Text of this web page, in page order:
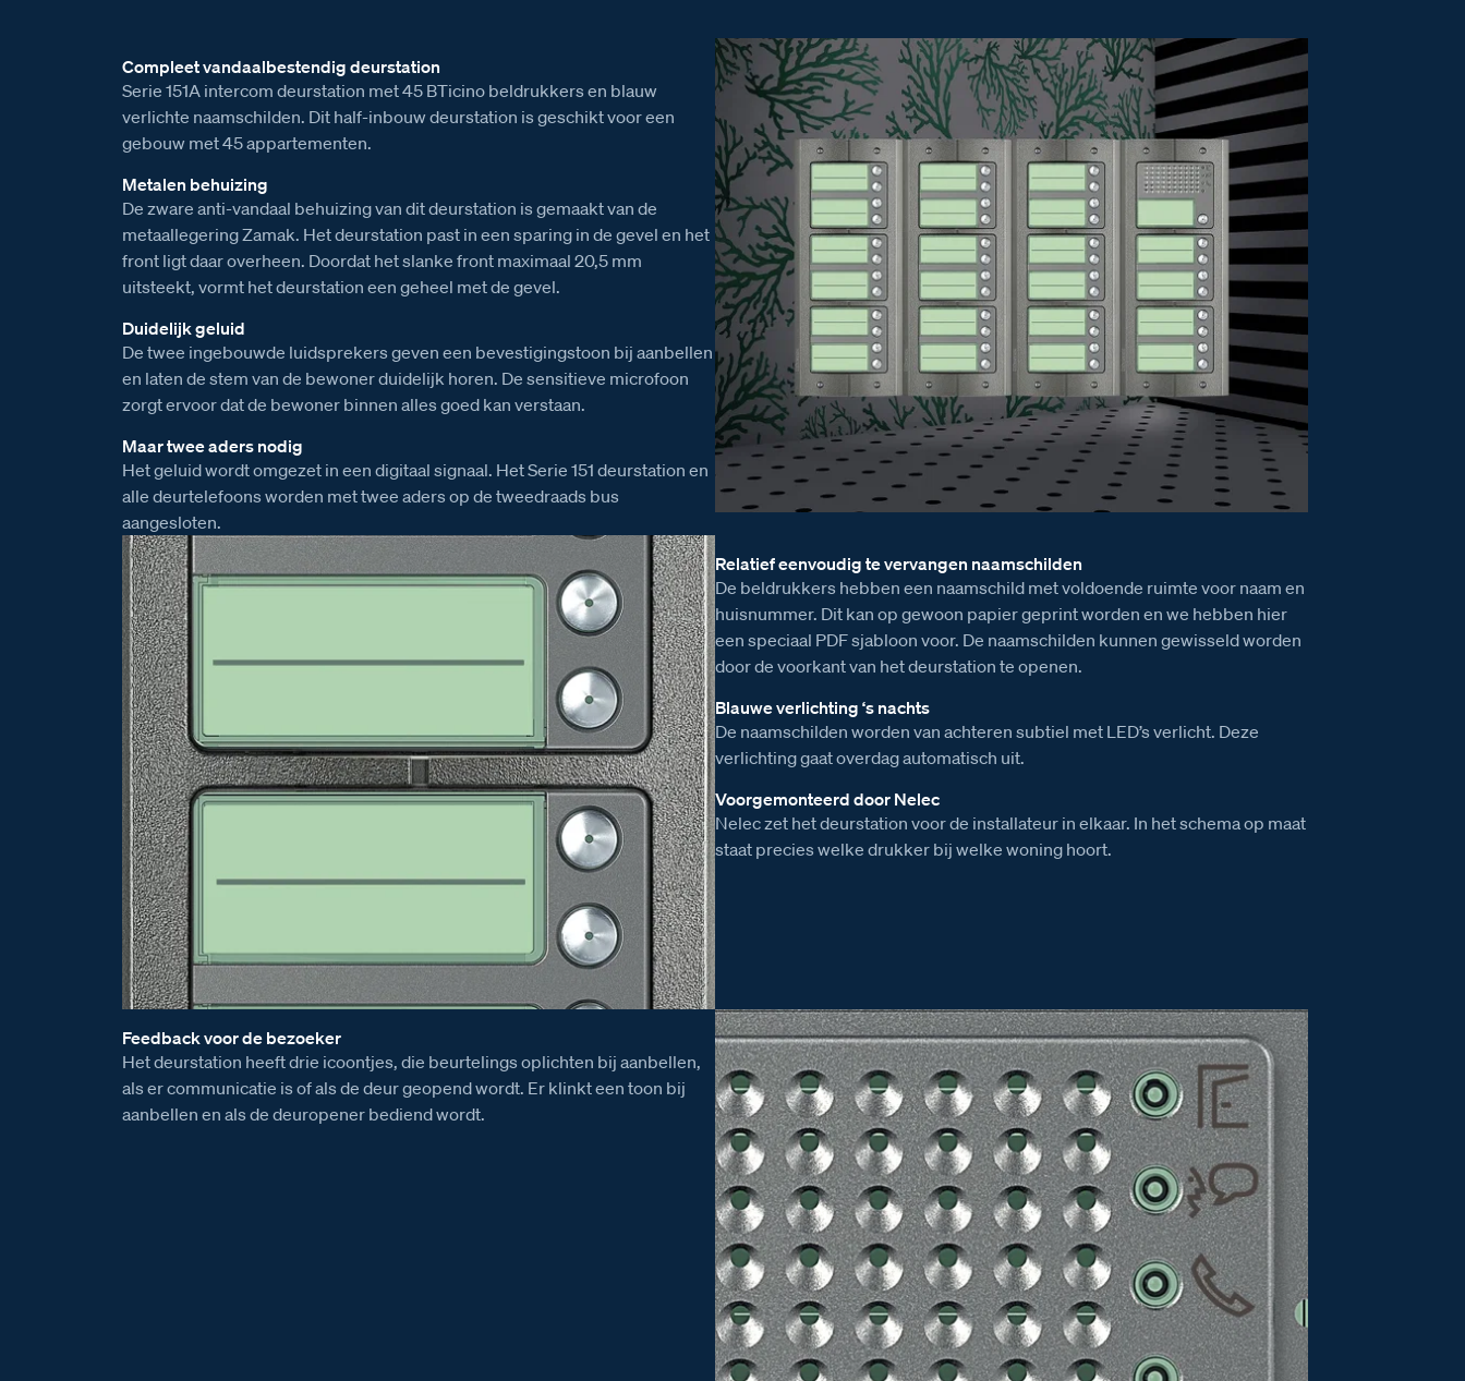
Compleet vandaalbestendig deurstation
Serie 151A intercom deurstation met 45 BTicino beldrukkers en blauw
verlichte naamschilden. Dit half-inbouw deurstation is geschikt voor een
gebouw met 45 appartementen.
Metalen behuizing
De zware anti-vandaal behuizing van dit deurstation is gemaakt van de
metaallegering Zamak. Het deurstation past in een sparing in de gevel en het
front ligt daar overheen. Doordat het slanke front maximaal 20,5 mm
uitsteekt, vormt het deurstation een geheel met de gevel.
Duidelijk geluid
De twee ingebouwde luidsprekers geven een bevestigingstoon bij aanbellen
en laten de stem van de bewoner duidelijk horen. De sensitieve microfoon
zorgt ervoor dat de bewoner binnen alles goed kan verstaan.
Maar twee aders nodig
Het geluid wordt omgezet in een digitaal signaal. Het Serie 151 deurstation en
alle deurtelefoons worden met twee aders op de tweedraads bus
aangesloten.
Relatief eenvoudig te vervangen naamschilden
De beldrukkers hebben een naamschild met voldoende ruimte voor naam en
huisnummer. Dit kan op gewoon papier geprint worden en we hebben hier
een speciaal PDF sjabloon voor. De naamschilden kunnen gewisseld worden
door de voorkant van het deurstation te openen.
Blauwe verlichting ‘s nachts
De naamschilden worden van achteren subtiel met LED’s verlicht. Deze
verlichting gaat overdag automatisch uit.
Voorgemonteerd door Nelec
Nelec zet het deurstation voor de installateur in elkaar. In het schema op maat
staat precies welke drukker bij welke woning hoort.
Feedback voor de bezoeker
Het deurstation heeft drie icoontjes, die beurtelings oplichten bij aanbellen,
als er communicatie is of als de deur geopend wordt. Er klinkt een toon bij
aanbellen en als de deuropener bediend wordt.